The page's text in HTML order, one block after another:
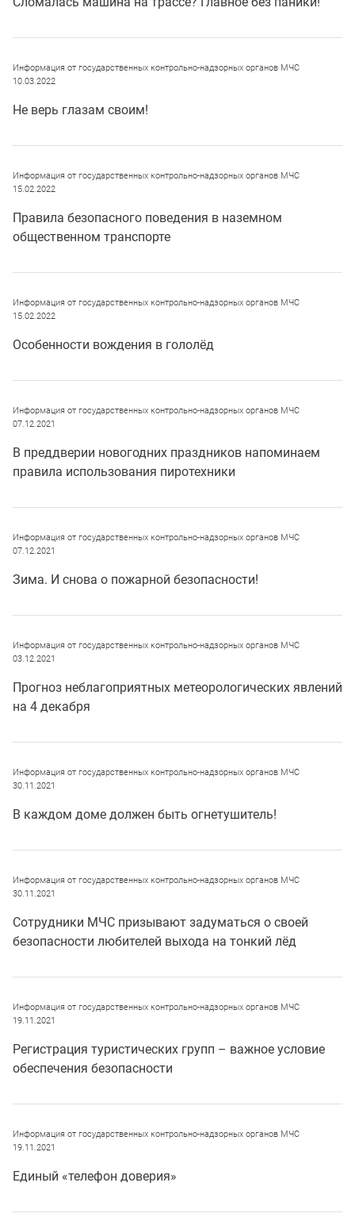
Информация от государственных контрольно-надзорных органов МЧС
10.03.2022
Не верь глазам своим!
Информация от государственных контрольно-надзорных органов МЧС
15.02.2022
Правила безопасного поведения в наземном
общественном транспорте
Информация от государственных контрольно-надзорных органов МЧС
15.02.2022
Особенности вождения в гололёд
Информация от государственных контрольно-надзорных органов МЧС
07.12.2021
В преддверии новогодних праздников напоминаем
правила использования пиротехники
Информация от государственных контрольно-надзорных органов МЧС
07.12.2021
Зима. И снова о пожарной безопасности!
Информация от государственных контрольно-надзорных органов МЧС
03.12.2021
Прогноз неблагоприятных метеорологических явлений
на 4 декабря
Информация от государственных контрольно-надзорных органов МЧС
30.11.2021
В каждом доме должен быть огнетушитель!
Информация от государственных контрольно-надзорных органов МЧС
30.11.2021
Сотрудники МЧС призывают задуматься о своей
безопасности любителей выхода на тонкий лёд
Информация от государственных контрольно-надзорных органов МЧС
19.11.2021
Регистрация туристических групп – важное условие
обеспечения безопасности
Информация от государственных контрольно-надзорных органов МЧС
19.11.2021
Единый «телефон доверия»